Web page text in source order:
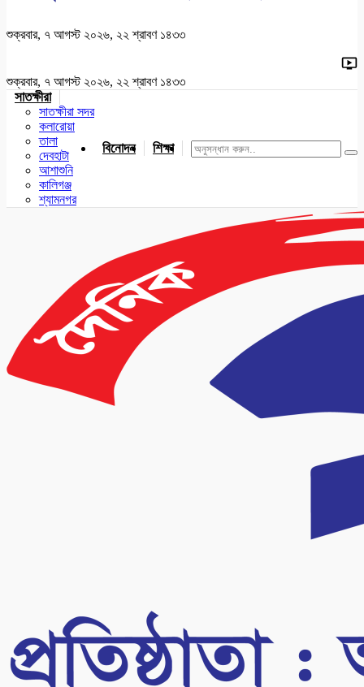
শুক্রবার, ৭ আগস্ট ২০২৬, ২২ শ্রাবণ ১৪৩৩
শুক্রবার, ৭ আগস্ট ২০২৬, ২২ শ্রাবণ ১৪৩৩
সাতক্ষীরা
সাতক্ষীরা সদর
কলারোয়া
তালা
দেবহাটা
আশাশুনি
কালিগঞ্জ
শ্যামনগর
বিনোদন শিক্ষা খেলাধুলা জাতীয় যশোর